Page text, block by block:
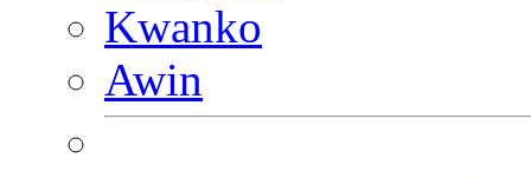
Kwanko
Awin